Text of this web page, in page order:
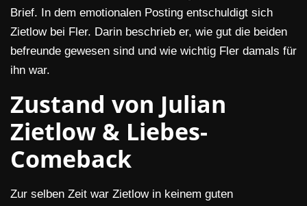
Brief. In dem emotionalen Posting entschuldigt sich
Zietlow bei Fler. Darin beschrieb er, wie gut die beiden
befreunde gewesen sind und wie wichtig Fler damals für
ihn war.
Zustand von Julian
Zietlow & Liebes-
Comeback
Zur selben Zeit war Zietlow in keinem guten